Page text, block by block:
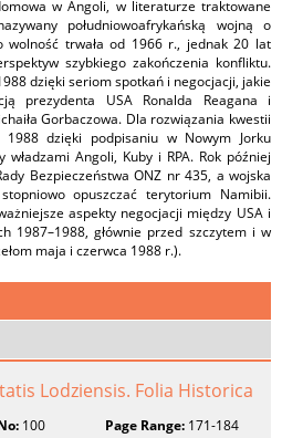
w Angoli, w literaturze traktowane
południowoafrykańską wojną o
wolność trwała od 1966 r., jednak 20 lat
szybkiego zakończenia konfliktu.
dzięki seriom spotkań i negocjacji, jakie
prezydenta USA Ronalda Reagana i
Gorbaczowa. Dla rozwiązania kwestii
1988 dzięki podpisaniu w Nowym Jorku
Angoli, Kuby i RPA. Rok później
Bezpieczeństwa ONZ nr 435, a wojska
stopniowo opuszczać terytorium Namibii.
aspekty negocjacji między USA i
1987–1988, głównie przed szczytem i w
maja i czerwca 1988 r.).
Lodziensis. Folia Historica
100 Page Range:171-184